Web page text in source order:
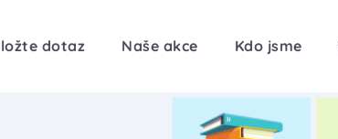
dotaz Naše akce Kdo jsme